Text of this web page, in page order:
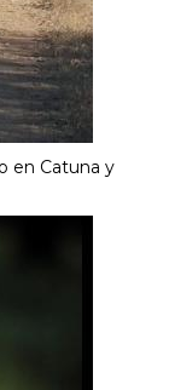
en Catuna y